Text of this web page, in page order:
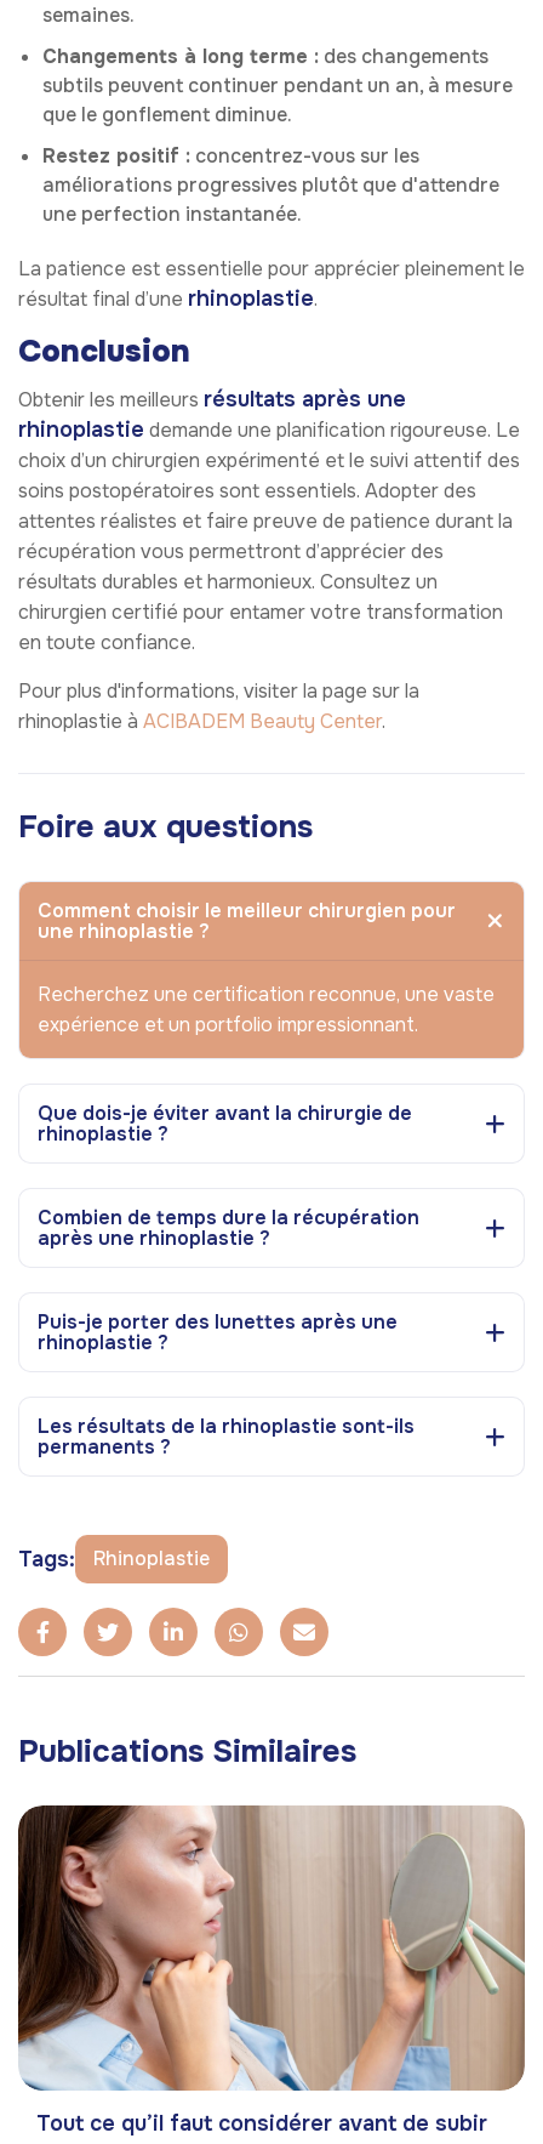
semaines.
Changements à long terme : des changements
subtils peuvent continuer pendant un an, à mesure
que le gonflement diminue.
Restez positif : concentrez-vous sur les
améliorations progressives plutôt que d'attendre
une perfection instantanée.
La patience est essentielle pour apprécier pleinement le
résultat final d’une rhinoplastie.
Conclusion
Obtenir les meilleurs résultats après une
rhinoplastie demande une planification rigoureuse. Le
choix d’un chirurgien expérimenté et le suivi attentif des
soins postopératoires sont essentiels. Adopter des
attentes réalistes et faire preuve de patience durant la
récupération vous permettront d’apprécier des
résultats durables et harmonieux. Consultez un
chirurgien certifié pour entamer votre transformation
en toute confiance.
Pour plus d'informations, visiter la page sur la
rhinoplastie à ACIBADEM Beauty Center.
Foire aux questions
Comment choisir le meilleur chirurgien pour
une rhinoplastie ?
Recherchez une certification reconnue, une vaste
expérience et un portfolio impressionnant.
Que dois-je éviter avant la chirurgie de
rhinoplastie ?
Combien de temps dure la récupération
après une rhinoplastie ?
Puis-je porter des lunettes après une
rhinoplastie ?
Les résultats de la rhinoplastie sont-ils
permanents ?
Tags: Rhinoplastie
Publications Similaires
Tout ce qu’il faut considérer avant de subir